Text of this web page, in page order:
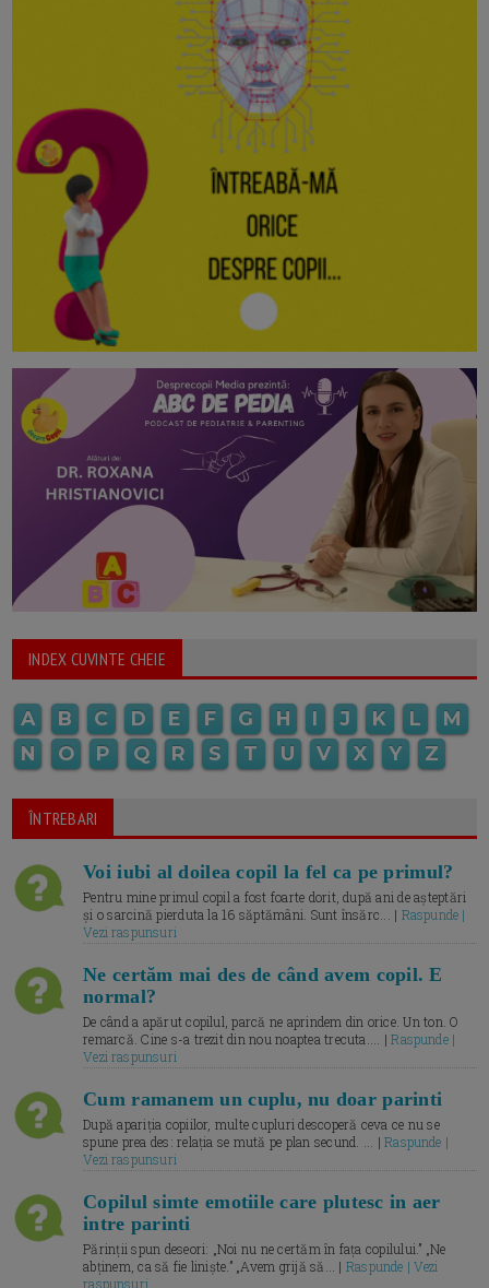
INDEX CUVINTE CHEIE
A B C D E F G H I J K L
M
N
O P Q R S T U V X Y Z
ÎNTREBARI
Voi iubi al doilea copil la fel ca pe primul?
Pentru mine primul copil a fost foarte dorit, după ani de așteptări
și o sarcină pierduta la 16 săptămâni. Sunt însărc... | Raspunde |
Vezi raspunsuri
Ne certăm mai des de când avem copil. E
normal?
De când a apărut copilul, parcă ne aprindem din orice. Un ton. O
remarcă. Cine s-a trezit din nou noaptea trecuta.... |Raspunde |
Vezi raspunsuri
Cum ramanem un cuplu, nu doar parinti
După apariția copiilor, multe cupluri descoperă ceva ce nu se
spune prea des: relația se mută pe plan secund. ... |Raspunde |
Vezi raspunsuri
Copilul simte emotiile care plutesc in aer
intre parinti
Părinții spun deseori: „Noi nu ne certăm în fața copilului.” „Ne
abținem, ca să fie liniște.” „Avem grijă să... | Raspunde | Vezi
raspunsuri